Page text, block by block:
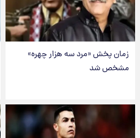
زمان پخش «مرد سه هزار چهره»
مشخص شد